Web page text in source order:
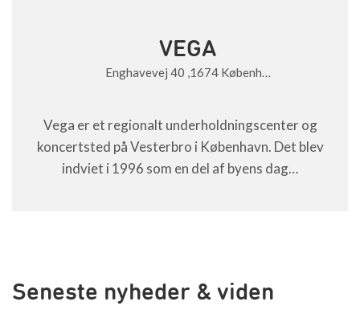
VEGA
Enghavevej 40 ,1674 Københ…
Vega er et regionalt underholdningscenter og
koncertsted på Vesterbro i København. Det blev
indviet i 1996 som en del af byens dag…
Seneste nyheder & viden